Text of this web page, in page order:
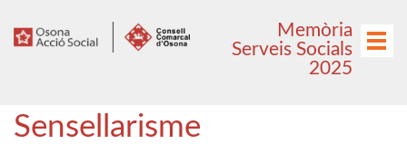
Menú
Memòria
Serveis Socials
2025
Sensellarisme